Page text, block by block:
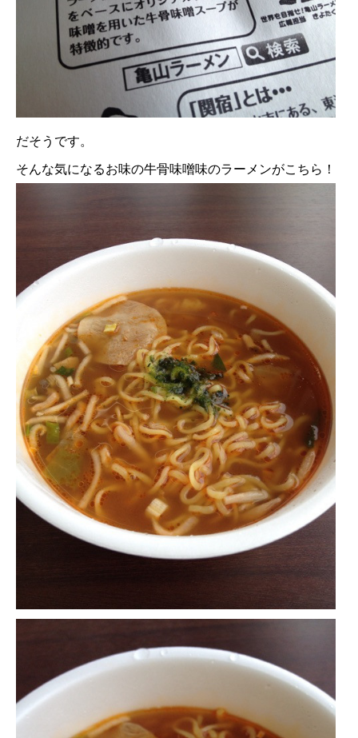
だそうです。
そんな気になるお味の牛骨味噌味のラーメンがこちら！